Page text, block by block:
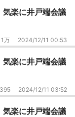
楽に井戸端会議
1万 2024/12/11 00:53
楽に井戸端会議
2024/12/11 03:52
楽に井戸端会議